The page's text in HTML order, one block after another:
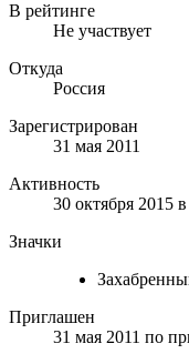
В рейтинге
Не участвует
Откуда
Россия
Зарегистрирован
31 мая 2011
Активность
30 октября 2015
Значки
Приглашен
31 мая 2011 по